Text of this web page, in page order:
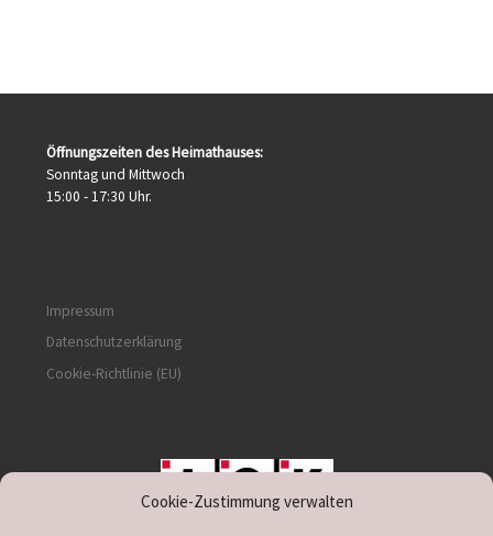
Cookie-Zustimmung verwalten
Öffnungszeiten des Heimathauses:
Sonntag und Mittwoch
15:00 - 17:30 Uhr.
Impressum
Datenschutzerklärung
Cookie-Richtlinie (EU)